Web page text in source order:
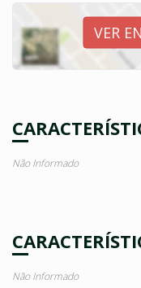
VER
Não Informado
Não Informado